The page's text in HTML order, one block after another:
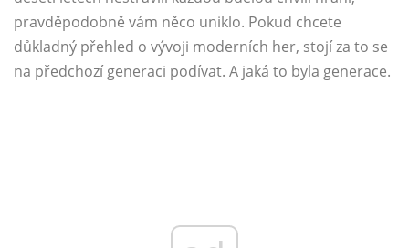
pravděpodobně vám něco uniklo. Pokud chcete
důkladný přehled o vývoji moderních her, stojí za to se
na předchozí generaci podívat. A jaká to byla generace.